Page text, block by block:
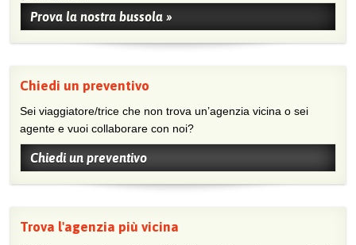
Prova la nostra bussola »
Chiedi un preventivo
Sei viaggiatore/trice che non trova un’agenzia vicina o sei
agente e vuoi collaborare con noi?
Chiedi un preventivo
Trova l'agenzia più vicina